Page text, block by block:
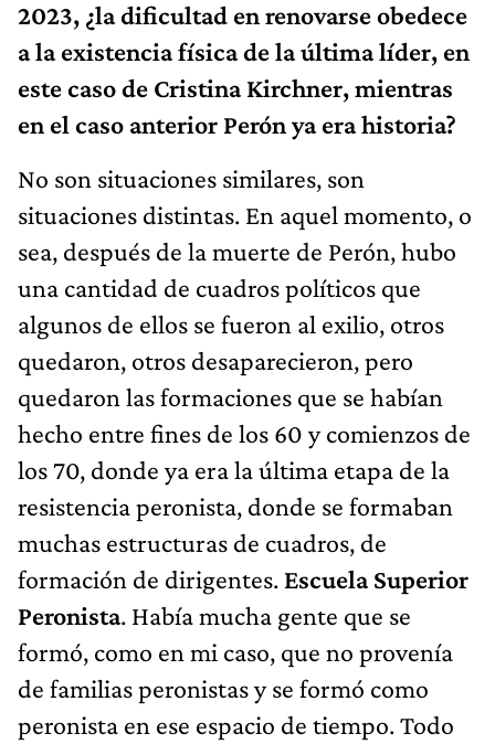
2023, ¿la dificultad en renovarse obedece
a la existencia física de la última líder, en
este caso de Cristina Kirchner, mientras
en el caso anterior Perón ya era historia?
No son situaciones similares, son
situaciones distintas. En aquel momento, o
sea, después de la muerte de Perón, hubo
una cantidad de cuadros políticos que
algunos de ellos se fueron al exilio, otros
quedaron, otros desaparecieron, pero
quedaron las formaciones que se habían
hecho entre fines de los 60 y comienzos de
los 70, donde ya era la última etapa de la
resistencia peronista, donde se formaban
muchas estructuras de cuadros, de
formación de dirigentes. Escuela Superior
Peronista. Había mucha gente que se
formó, como en mi caso, que no provenía
de familias peronistas y se formó como
peronista en ese espacio de tiempo. Todo